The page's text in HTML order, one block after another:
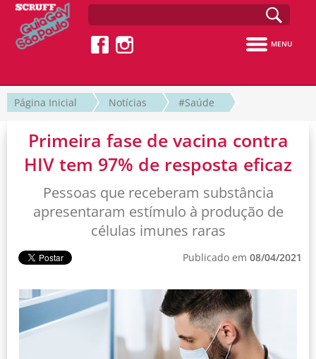
MENU
Página Inicial Notícias #Saúde
Primeira fase de vacina contra
HIV tem 97% de resposta eficaz
Pessoas que receberam substância
apresentaram estímulo à produção de
células imunes raras
Publicado em 08/04/2021